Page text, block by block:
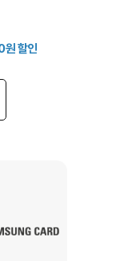
할인